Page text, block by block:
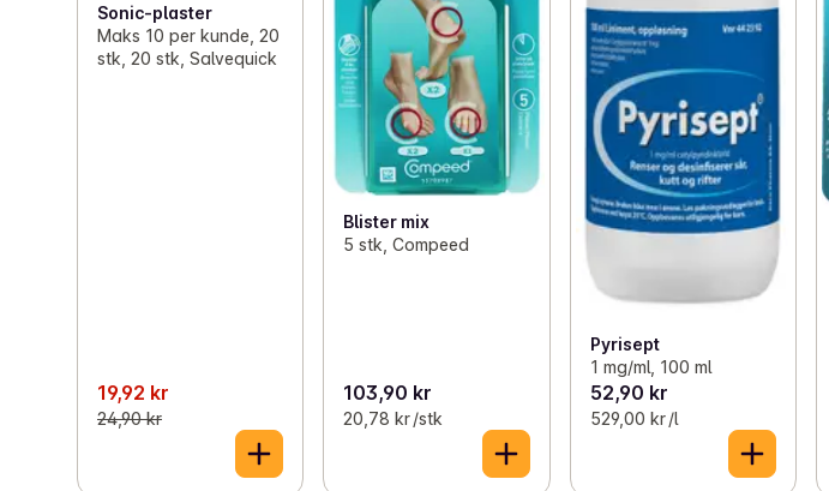
Sonic-plaster
Maks 10 per kunde, 20
stk, 20 stk, Salvequick
19,92 kr
24,90 kr
Blister mix
5 stk, Compeed
103,90 kr
20,78 kr /stk
Pyrisept
1 mg/ml, 100 ml
52,90 kr
529,00 kr /l